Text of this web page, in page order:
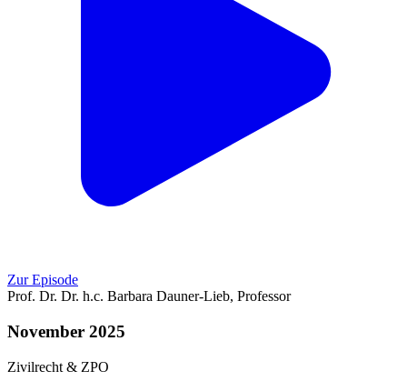
Zur Episode
Prof. Dr. Dr. h.c. Barbara Dauner-Lieb, Professor
November 2025
Zivilrecht & ZPO